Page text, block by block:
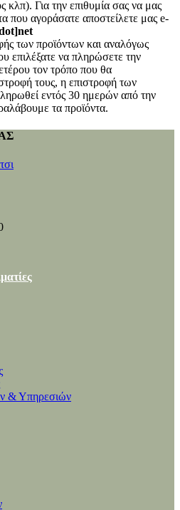
κλπ). Για την επιθυμία σας να μας
που αγοράσατε αποστείλετε μας e-
των προϊόντων και αναλόγως
επιλέξατε να πληρώσετε την
τον τρόπο που θα
τους, η επιστροφή των
εντός 30 ημερών από την
τα προϊόντα.
& Υπηρεσιών